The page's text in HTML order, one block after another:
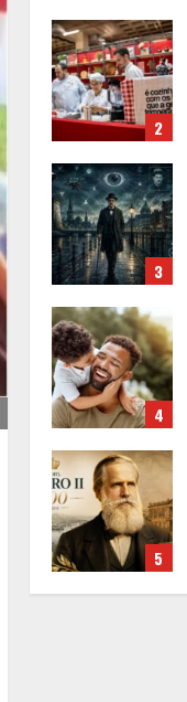
2
3
4
5